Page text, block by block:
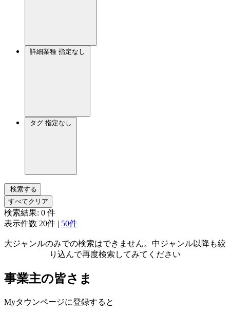
詳細業種 指定なし
タグ 指定なし
検索する
すべてクリア
検索結果: 0 件
表示件数 20件 | 50件
大ジャンルのみでの検索はできません。中ジャンル以降も絞
り込んで再度検索してみてください
事業主の皆さま
Myタウンページに登録すると